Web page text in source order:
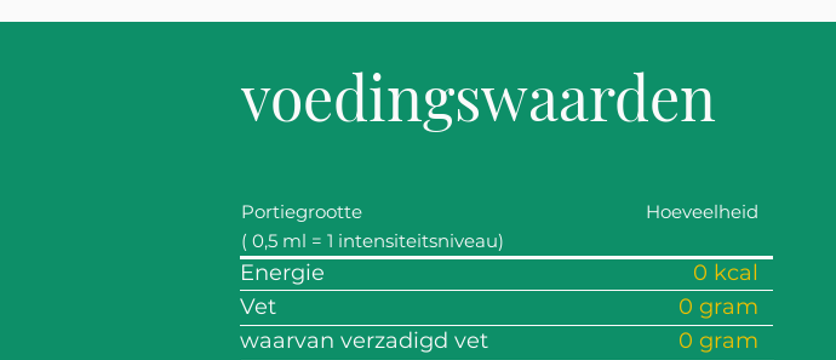
voedingswaarden
Portiegrootte
​( 0,5 ml = 1 intensiteitsniveau)
Hoeveelheid
Energie
Vet
waarvan verzadigd vet
0 kcal
0 gram
0 gram